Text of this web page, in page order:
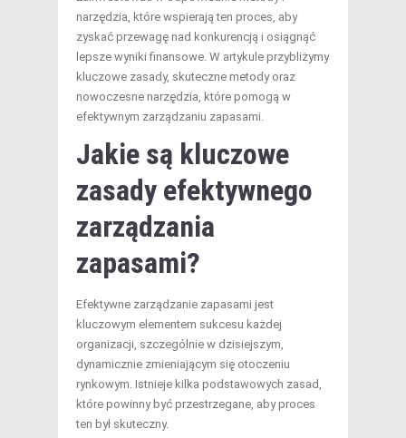
narzędzia, które wspierają ten proces, aby
zyskać przewagę nad konkurencją i osiągnąć
lepsze wyniki finansowe. W artykule przybliżymy
kluczowe zasady, skuteczne metody oraz
nowoczesne narzędzia, które pomogą w
efektywnym zarządzaniu zapasami.
Jakie są kluczowe
zasady efektywnego
zarządzania
zapasami?
Efektywne zarządzanie zapasami jest
kluczowym elementem sukcesu każdej
organizacji, szczególnie w dzisiejszym,
dynamicznie zmieniającym się otoczeniu
rynkowym. Istnieje kilka podstawowych zasad,
które powinny być przestrzegane, aby proces
ten był skuteczny.